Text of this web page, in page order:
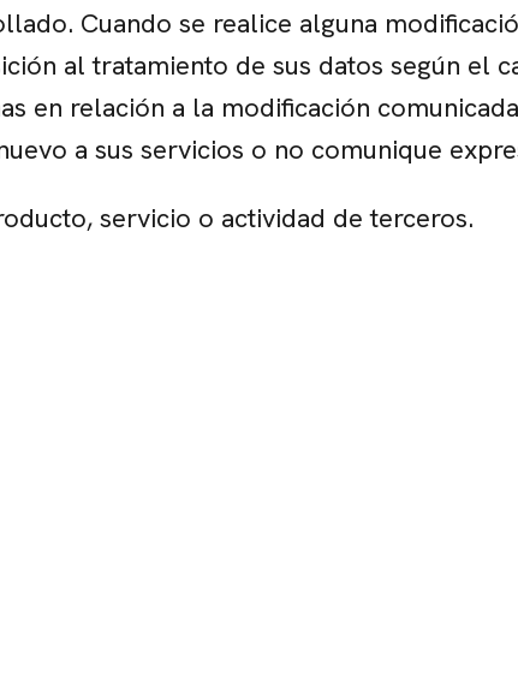
Cuando se realice alguna
al tratamiento de sus datos según el
en relación a la modificación
a sus servicios o no comunique
servicio o actividad de terceros.